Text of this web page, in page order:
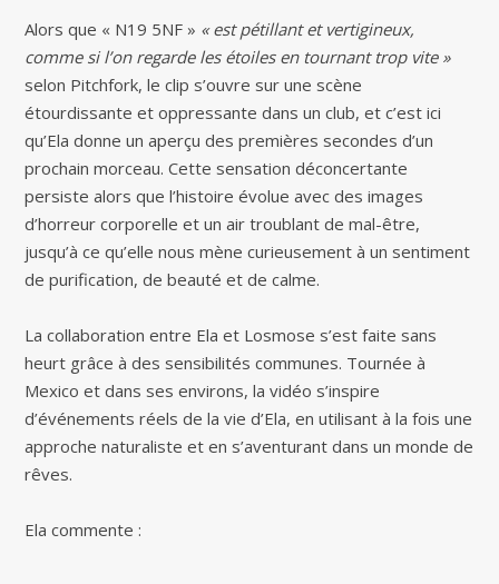
Alors que « N19 5NF » « est pétillant et vertigineux,
comme si l’on regarde les étoiles en tournant trop vite »
selon Pitchfork, le clip s’ouvre sur une scène
étourdissante et oppressante dans un club, et c’est ici
qu’Ela donne un aperçu des premières secondes d’un
prochain morceau. Cette sensation déconcertante
persiste alors que l’histoire évolue avec des images
d’horreur corporelle et un air troublant de mal-être,
jusqu’à ce qu’elle nous mène curieusement à un sentiment
de purification, de beauté et de calme.
La collaboration entre Ela et Losmose s’est faite sans
heurt grâce à des sensibilités communes. Tournée à
Mexico et dans ses environs, la vidéo s’inspire
d’événements réels de la vie d’Ela, en utilisant à la fois une
approche naturaliste et en s’aventurant dans un monde de
rêves.
Ela commente :